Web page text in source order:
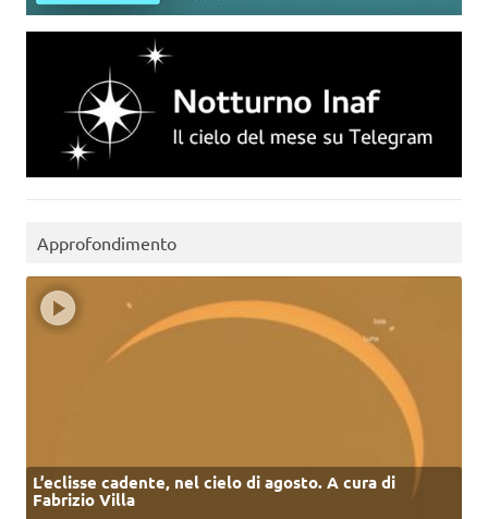
Approfondimento
L’eclisse cadente, nel cielo di agosto. A cura di
Fabrizio Villa